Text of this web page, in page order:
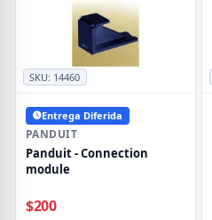
SKU: 14460
Entrega Diferida
PANDUIT
Panduit - Connection
module
$200